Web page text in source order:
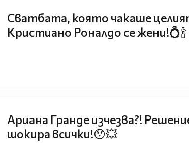
Сватбата, която чакаше
Кристиано Роналдо се жени!💍🍾
Ариана Гранде изчезва?!
шокира всички!😯💥